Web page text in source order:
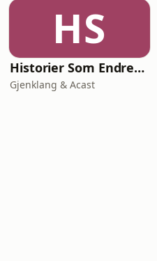
HS
Historier Som Endret Norge
Gjenklang & Acast